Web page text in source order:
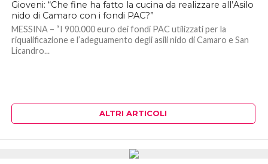
Gioveni: “Che fine ha fatto la cucina da realizzare all’Asilo
nido di Camaro con i fondi PAC?”
MESSINA – “I 900.000 euro dei fondi PAC utilizzati per la
riqualificazione e l’adeguamento degli asili nido di Camaro e San
Licandro...
ALTRI ARTICOLI